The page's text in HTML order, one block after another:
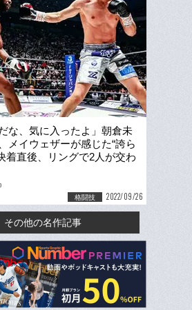
な、気に入ったよ」朝倉未
メイウェザーが感じた“誇ら
着直後、リングで2人が交わ
格闘技 2022/09/26
その他の名作記事